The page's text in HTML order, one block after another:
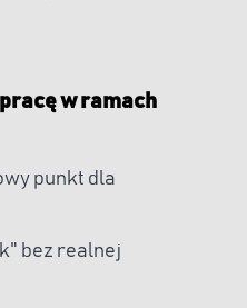
w ramach
punkt dla
bez realnej